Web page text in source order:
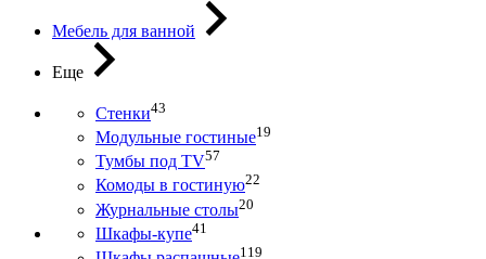
Мебель для ванной
Еще
Стенки43
Модульные гостиные19
Тумбы под ТV57
Комоды в гостиную22
Журнальные столы20
Шкафы-купе41
119